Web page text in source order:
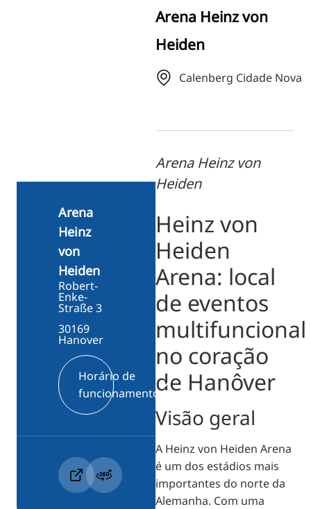
JA
Arena Heinz von
Heiden
Calenberg Cidade Nova
Arena Heinz von
Heiden
Heinz von
Heiden
Arena: local
de eventos
multifuncional
no coração
de Hanôver
Visão geral
A Heinz von Heiden Arena
é um dos estádios mais
importantes do norte da
Alemanha. Com uma
Arena
Heinz
von
Heiden
Robert-
Enke-
Straße 3
30169
Hanover
Horário de
funcionamento